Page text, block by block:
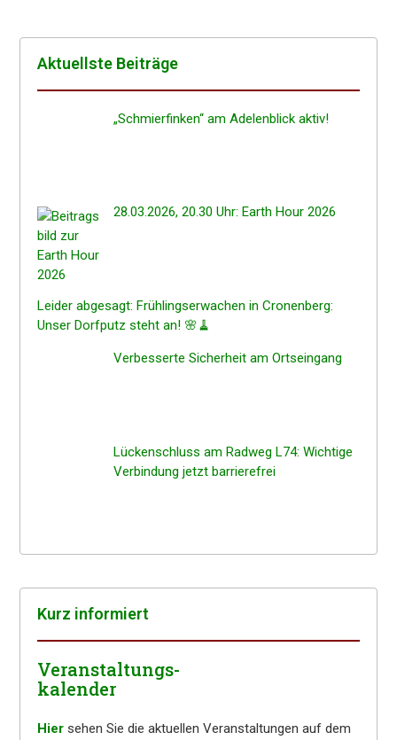
Aktuells­te Beiträge
„Schmier­fin­ken“ am Adelen­blick aktiv!
28.03.2026, 20.30 Uhr: Earth Hour 2026
Leider abgesagt: Frühlings­er­wa­chen in Cronen­berg:
Unser Dorfputz steht an! 🌸🧹
Verbes­ser­te Sicher­heit am Ortseingang
Lücken­schluss am Radweg L74: Wichti­ge
Verbin­dung jetzt barrierefrei
Kurz infor­miert
Veranstaltungs-
kalender
Hier sehen Sie die aktuellen Veranstaltungen auf dem